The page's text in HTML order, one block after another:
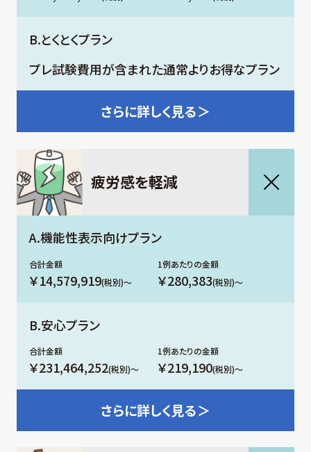
B.とくとくプラン
プレ試験費用が含まれた通常よりお得なプラン
さらに詳しく見る＞
疲労感を軽減
A.機能性表示向けプラン
￥14,579,919(税別)～ ￥280,383(税別)～
B.安心プラン
￥231,464,252(税別)～ ￥219,190(税別)～
さらに詳しく見る＞